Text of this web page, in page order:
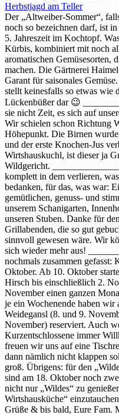
Herbstjagd am Teller
Der „Altweiber-Sommer“,
noch so bezeichnen darf, ist
5. Jahreszeit im Kochtopf.
Kürbis, kombiniert mit noch
aromatischen Gemüsesorten,
machen. Die Gärtnerei
Garant für saisonales
stellt keinesfalls so etwas wie
Lückenbüßer dar 😉
sie nicht Zeit, es sich auf
Wir schielen schon Richtung
Höhepunkt. Die Birnen
und der erste Knochen-Jus
Wirtshauskuchl, ist dieser ja
Wildgericht.
komplett in dem verlieren,
bedanken, für das, was war:
gemütlichen, genuss- und
unserem Schanigarten,
unseren Stuben. Danke für
Grillabenden, die so gut
sinnvoll gewesen wäre. Wir
sich wieder mehr aus!
nochmals zusammen gefasst:
Oktober. Ab 10. Oktober
Hirsch bis einschließlich 2.
November einen ganzen
je ein Wochenende haben
Weidegansl (8. und 9.
November) reserviert. Auch
Kurzentschlossene immer
freuen wir uns auf eine
dann nämlich nicht klappen
groß. Übrigens: für den
sind am 18. Oktober noch
nicht nur „Wildes“ zu
Wirtshausküche“
Grüße & bis bald, Eure Fam.